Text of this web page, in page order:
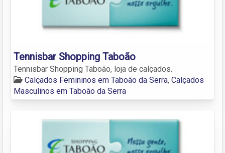
Tennisbar Shopping Taboão
Tennisbar Shopping Taboão, loja de calçados.
Calçados Femininos em Taboão da Serra, Calçados
Masculinos em Taboão da Serra